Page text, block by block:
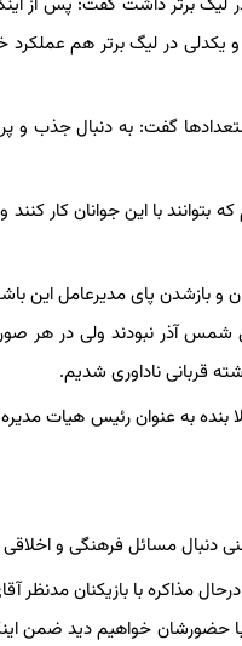
در لیگ برتر هم عملکرد
گفت: به دنبال جذب و
که بتوانند با این جوانان
شمس آذر نبودند ولی در هر
بنده به عنوان رئیس هیات
دنبال مسائل فرهنگی و
مذاکره با بازیکنان
حضورشان خواهیم دید ضمن